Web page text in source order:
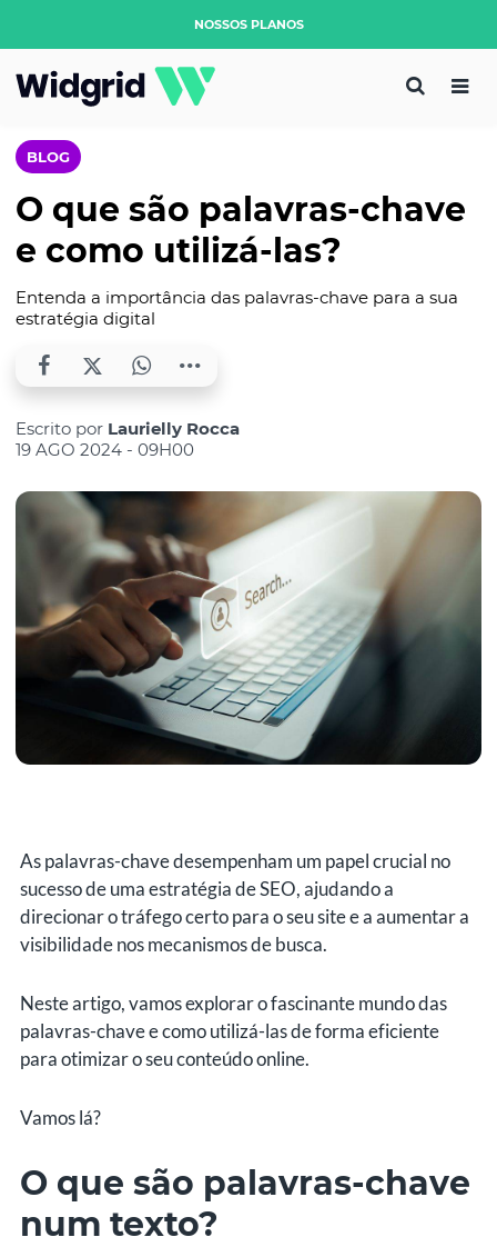
NOSSOS PLANOS
BLOG
O que são palavras-chave
e como utilizá-las?
Entenda a importância das palavras-chave para a sua
estratégia digital
Escrito por Laurielly Rocca
19 AGO 2024 - 09H00
As palavras-chave desempenham um papel crucial no
sucesso de uma estratégia de SEO, ajudando a
direcionar o tráfego certo para o seu site e a aumentar a
visibilidade nos mecanismos de busca.
Neste artigo, vamos explorar o fascinante mundo das
palavras-chave e como utilizá-las de forma eficiente
para otimizar o seu conteúdo online.
Vamos lá?
O que são palavras-chave
num texto?